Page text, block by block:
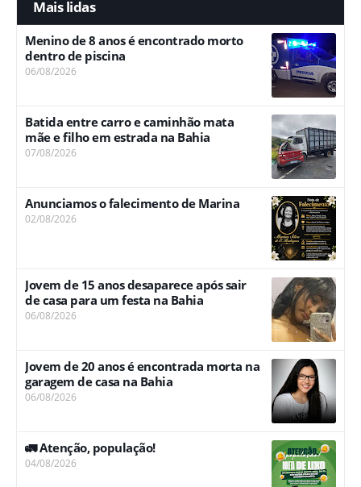
Mais lidas
Menino de 8 anos é encontrado morto
dentro de piscina
06/08/2026
Batida entre carro e caminhão mata
mãe e filho em estrada na Bahia
07/08/2026
Anunciamos o falecimento de Marina
02/08/2026
Jovem de 15 anos desaparece após sair
de casa para um festa na Bahia
06/08/2026
Jovem de 20 anos é encontrada morta na
garagem de casa na Bahia
06/08/2026
🚛 Atenção, população!
04/08/2026